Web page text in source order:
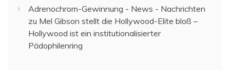
Adrenochrom-Gewinnung - News - Nachrichten
zu Mel Gibson stellt die Hollywood-Elite bloß –
Hollywood ist ein institutionalisierter
Pädophilenring